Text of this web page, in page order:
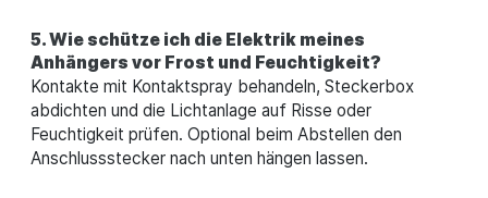
5. Wie schütze ich die Elektrik meines
Anhängers vor Frost und Feuchtigkeit?
Kontakte mit Kontaktspray behandeln, Steckerbox
abdichten und die Lichtanlage auf Risse oder
Feuchtigkeit prüfen. Optional beim Abstellen den
Anschlussstecker nach unten hängen lassen.